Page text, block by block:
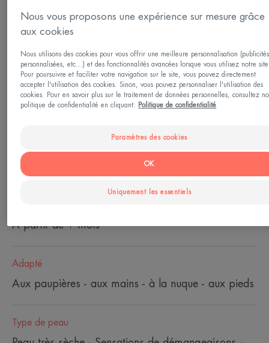
sécurité.
Anti-grattage, nourrissant, sans parfum
Tube
ou post traitement
À partir de 1 mois
Adapté
Aux paupières - aux mains - à la nuque - aux pieds
Type de peau
Nous vous proposons une expérience sur mesure grâce
aux cookies
Nous utilisons des cookies pour vous offrir une meilleure personnalisation (publicités
personnalisées, etc...) et des fonctionnalités avancées lorsque vous utilisez notre
Pour poursuivre et faciliter votre navigation sur le site, vous pouvez directement
accepter l'utilisation des cookies. Sinon, vous pouvez personnaliser l'utilisation des
cookies. Pour en savoir plus sur le traitement de données personnelles, consultez
politique de confidentialité en cliquant:
Politique de confidentialité
Paramètres des cookies
Uniquement les essentiels
OK